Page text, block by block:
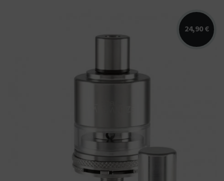
24,90 €
Clearomiseur et reconstructible à la fois :
voici le PIPELINE Mesmerize...